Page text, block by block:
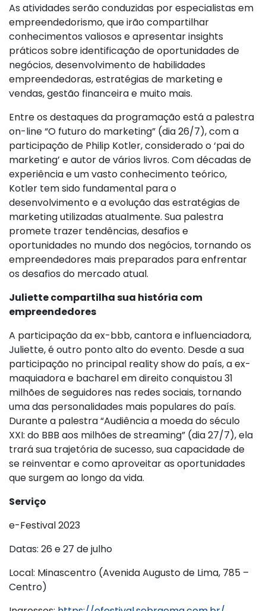
As atividades serão conduzidas por especialistas em
empreendedorismo, que irão compartilhar
conhecimentos valiosos e apresentar insights
práticos sobre identificação de oportunidades de
negócios, desenvolvimento de habilidades
empreendedoras, estratégias de marketing e
vendas, gestão financeira e muito mais.
Entre os destaques da programação está a palestra
on-line “O futuro do marketing” (dia 26/7), com a
participação de Philip Kotler, considerado o ‘pai do
marketing’ e autor de vários livros. Com décadas de
experiência e um vasto conhecimento teórico,
Kotler tem sido fundamental para o
desenvolvimento e a evolução das estratégias de
marketing utilizadas atualmente. Sua palestra
promete trazer tendências, desafios e
oportunidades no mundo dos negócios, tornando os
empreendedores mais preparados para enfrentar
os desafios do mercado atual.
Juliette compartilha sua história com
empreendedores
A participação da ex-bbb, cantora e influenciadora,
Juliette, é outro ponto alto do evento. Desde a sua
participação no principal reality show do país, a ex-
maquiadora e bacharel em direito conquistou 31
milhões de seguidores nas redes sociais, tornando
uma das personalidades mais populares do país.
Durante a palestra “Audiência a moeda do século
XXI: do BBB aos milhões de streaming” (dia 27/7), ela
trará sua trajetória de sucesso, sua capacidade de
se reinventar e como aproveitar as oportunidades
que surgem ao longo da vida.
Serviço
e-Festival 2023
Datas: 26 e 27 de julho
Local: Minascentro (Avenida Augusto de Lima, 785 –
Centro)